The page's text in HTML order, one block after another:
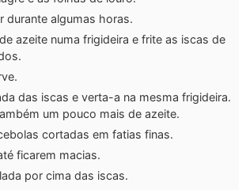
durante algumas horas.
azeite numa frigideira e frite as iscas de
das iscas e verta-a na mesma frigideira.
um pouco mais de azeite.
cortadas em fatias finas.
ficarem macias.
por cima das iscas.